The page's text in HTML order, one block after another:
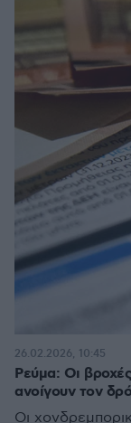
Ρεύμα: Οι
ανοίγουν τον
Οι
26.02.2026, 10:45